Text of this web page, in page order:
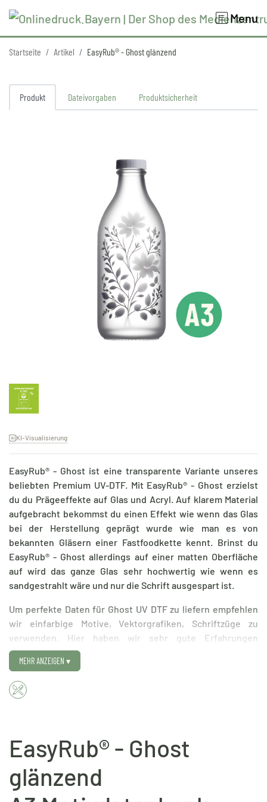
Menu
Startseite Artikel EasyRub® - Ghost glänzend
Produkt Dateivorgaben Produktsicherheit
KI-Visualisierung
EasyRub® - Ghost ist eine transparente Variante unseres
beliebten Premium UV-DTF. Mit EasyRub® - Ghost erzielst
du du Prägeeffekte auf Glas und Acryl. Auf klarem Material
aufgebracht bekommst du einen Effekt wie wenn das Glas
bei der Herstellung geprägt wurde wie man es von
bekannten Gläsern einer Fastfoodkette kennt. Brinst du
EasyRub® - Ghost allerdings auf einer matten Oberfläche
auf wird das ganze Glas sehr hochwertig wie wenn es
sandgestrahlt wäre und nur die Schrift ausgespart ist.
Um perfekte Daten für Ghost UV DTF zu liefern empfehlen
wir einfarbige Motive, Vektorgrafiken, Schriftzüge zu
verwenden. Hier haben wir sehr gute Erfahrungen
gemacht. Auf dem Druckbogen spielt es keine Rolle wenn
verschiedene Farben platziert sind, die Farbanpassung wird
durch uns vorgenommen. Wichtig ist nur wie bei allen
anderen DTF Produkten auch das eure Grafiken keinen
Motivdatenbank nutzen? Dann bist du bei diesem Produkt
genau richtig.
✓ Gestalte deine Druckbögen einfach online
✓ Erlebe Premium Druckqualität dank hochwertigem
MEHR ANZEIGEN ▾
EasyRub® - Ghost
glänzend